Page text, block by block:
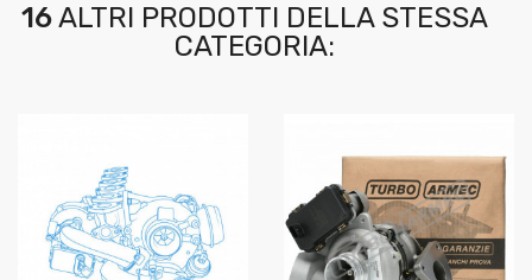
16ALTRI PRODOTTI DELLA STESSA
CATEGORIA: